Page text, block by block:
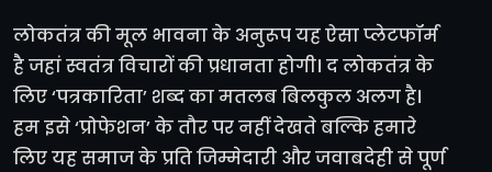
लोकतंत्र की मूल भावना के अनुरूप यह ऐसा प्लेटफॉर्म
है जहां स्वतंत्र विचारों की प्रधानता होगी। द लोकतंत्र के
लिए ‘पत्रकारिता’ शब्द का मतलब बिलकुल अलग है।
हम इसे ‘प्रोफेशन’ के तौर पर नहीं देखते बल्कि हमारे
लिए यह समाज के प्रति जिम्मेदारी और जवाबदेही से पूर्ण